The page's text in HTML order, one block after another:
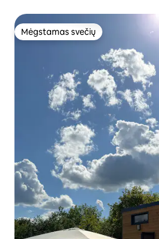
Mėgstamas svečių
Mėgstamas svečių